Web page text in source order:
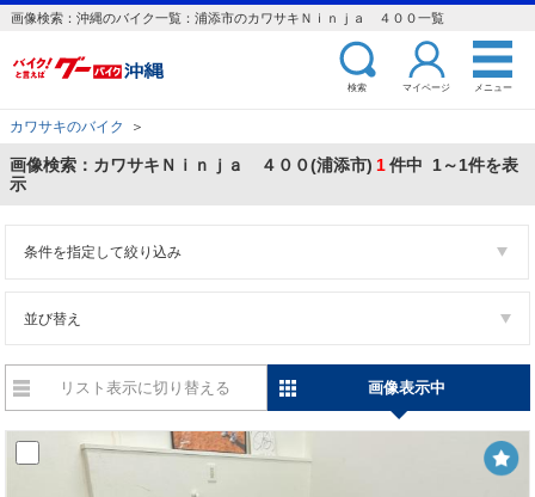
画像検索：沖縄のバイク一覧：浦添市のカワサキＮｉｎｊａ ４００一覧
検索 マイページ メニュー
カワサキのバイク ＞
画像検索：カワサキＮｉｎｊａ ４００(浦添市) 1件中 1～1件を表
示
条件を指定して絞り込み
並び替え
リスト表示に切り替える 画像表示中